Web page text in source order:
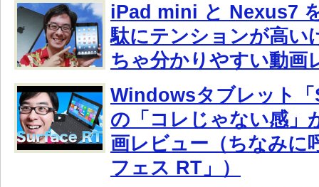
iPad mini と Nexus7
駄にテンションが高い
ちゃ分かりやすい動画
Windowsタブレット
の「コレじゃない感」
画レビュー（ちなみに
フェス RT」）